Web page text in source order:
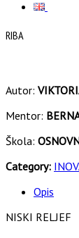
RIBA
Autor:
Mentor:
Škola:
Category:
Opis
NISKI RELJEF